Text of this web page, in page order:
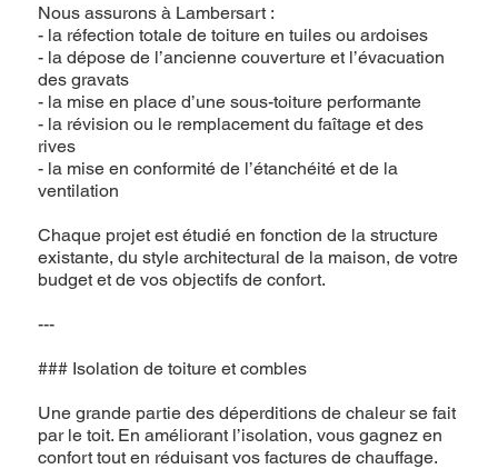
Nous assurons à Lambersart :
- la réfection totale de toiture en tuiles ou ardoises
- la dépose de l’ancienne couverture et l’évacuation
des gravats
- la mise en place d’une sous-toiture performante
- la révision ou le remplacement du faîtage et des
rives
- la mise en conformité de l’étanchéité et de la
ventilation
Chaque projet est étudié en fonction de la structure
existante, du style architectural de la maison, de votre
budget et de vos objectifs de confort.
---
### Isolation de toiture et combles
Une grande partie des déperditions de chaleur se fait
par le toit. En améliorant l’isolation, vous gagnez en
confort tout en réduisant vos factures de chauffage.